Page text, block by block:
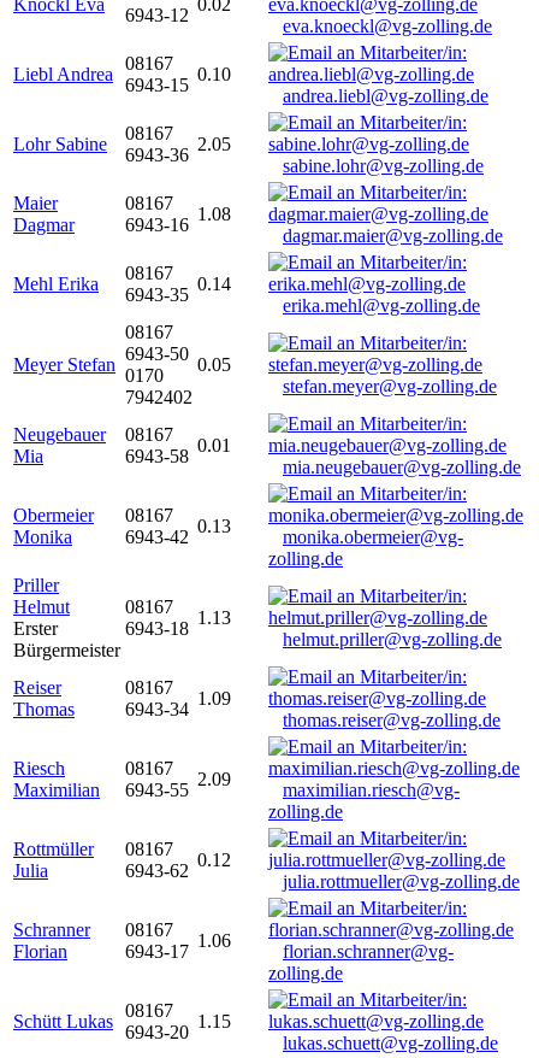
Knöckl Eva
6943-12
0.02
eva.knoeckl@vg-zolling.de
Liebl Andrea
08167
6943-15
0.10
andrea.liebl@vg-zolling.de
Lohr Sabine
08167
6943-36
2.05
sabine.lohr@vg-zolling.de
Maier
Dagmar
08167
6943-16
1.08
dagmar.maier@vg-zolling.de
Mehl Erika
08167
6943-35
0.14
erika.mehl@vg-zolling.de
Meyer Stefan
08167
6943-50
0170
7942402
0.05
stefan.meyer@vg-zolling.de
Neugebauer
Mia
08167
6943-58
0.01
mia.neugebauer@vg-zolling.de
Obermeier
Monika
08167
6943-42
0.13
monika.obermeier@vg-
zolling.de
Priller
Helmut
Erster
Bürgermeister
08167
6943-18
1.13
helmut.priller@vg-zolling.de
Reiser
Thomas
08167
6943-34
1.09
thomas.reiser@vg-zolling.de
Riesch
Maximilian
08167
6943-55
2.09
maximilian.riesch@vg-
zolling.de
Rottmüller
Julia
08167
6943-62
0.12
julia.rottmueller@vg-zolling.de
Schranner
Florian
08167
6943-17
1.06
florian.schranner@vg-
zolling.de
Schütt Lukas
08167
6943-20
1.15
lukas.schuett@vg-zolling.de